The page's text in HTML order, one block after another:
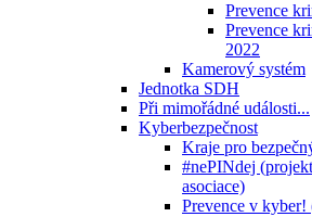
Prevence
Prevence
2022
Kamerový systém
Jednotka SDH
Při mimořádné události...
Kyberbezpečnost
Kraje pro
#nePINdej
asociace)
Prevence v